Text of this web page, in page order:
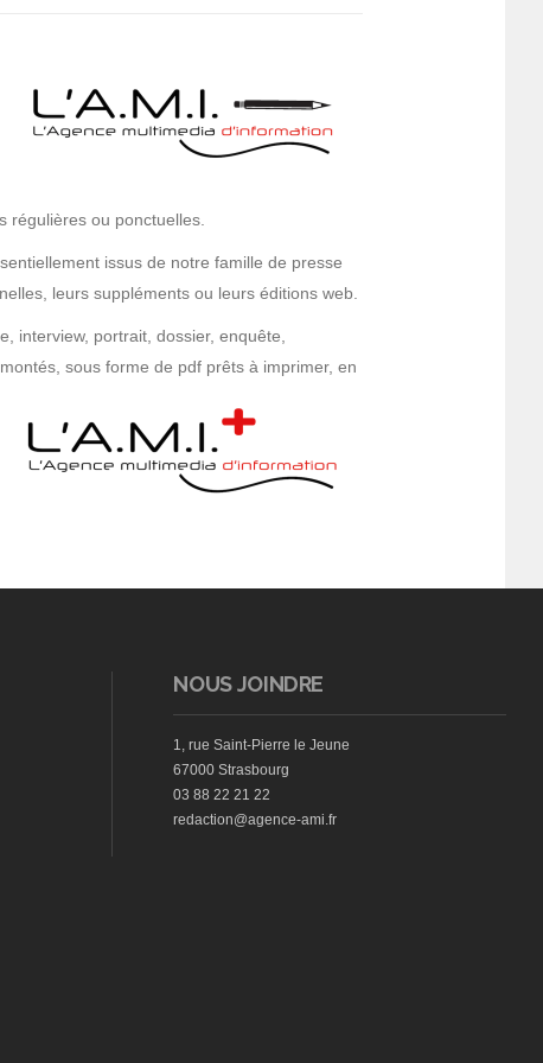
régulières ou ponctuelles.
issus de notre famille de presse
leurs suppléments ou leurs éditions web.
interview, portrait, dossier, enquête,
sous forme de pdf prêts à imprimer, en
NOUS JOINDRE
1, rue Saint-Pierre le Jeune
67000 Strasbourg
03 88 22 21 22
redaction@agence-ami.fr